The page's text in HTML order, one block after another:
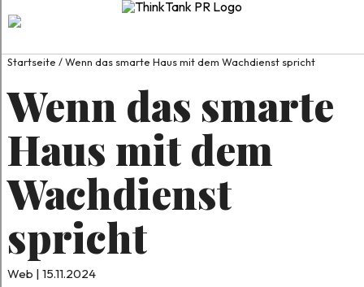
Startseite /Wenn das smarte Haus mit dem Wachdienst spricht
Wenn das smarte
Haus mit dem
Wachdienst
spricht
Web | 15.11.2024